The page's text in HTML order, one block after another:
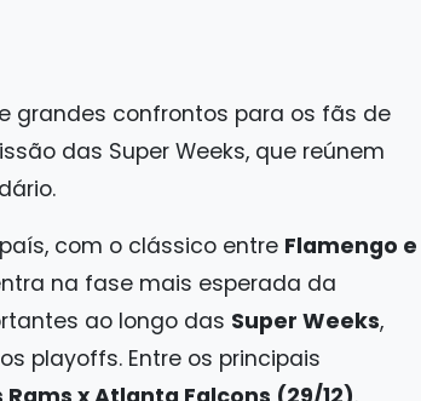
grandes confrontos para os fãs de
das Super Weeks, que reúnem
com o clássico entre Flamengo e
na fase mais esperada da
ao longo das Super Weeks,
playoffs. Entre os principais